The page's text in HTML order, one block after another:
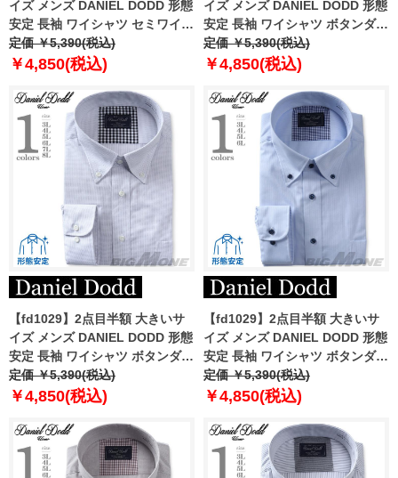
イズ メンズ DANIEL DODD 形態
安定 長袖 ワイシャツ セミワイド
カラー eadn87-71
定価 ￥5,390(税込)
￥4,850(税込)
イズ メンズ DANIEL DODD 形態
安定 長袖 ワイシャツ ボタンダウ
ン eadn87-72
定価 ￥5,390(税込)
￥4,850(税込)
【fd1029】2点目半額 大きいサ
イズ メンズ DANIEL DODD 形態
安定 長袖 ワイシャツ ボタンダウ
ン eadn87-74
定価 ￥5,390(税込)
￥4,850(税込)
【fd1029】2点目半額 大きいサ
イズ メンズ DANIEL DODD 形態
安定 長袖 ワイシャツ ボタンダウ
ン eadn87-75
定価 ￥5,390(税込)
￥4,850(税込)